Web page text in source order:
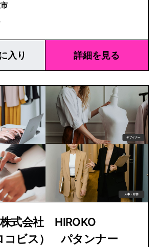
入り 詳細を見る
式会社 HIROKO
コビス） パタンナー